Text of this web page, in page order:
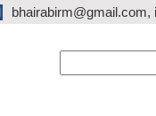
bhairabirm@gmail.com,